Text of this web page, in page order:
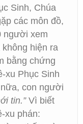
Sinh, Chúa
các môn đồ,
người xem
hiện ra
bằng chứng
xu Phục Sinh
con người
tin.”Vì biết
xu phán: